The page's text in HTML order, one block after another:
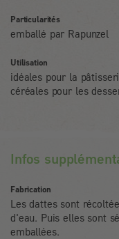
Particularités
emballé par Rapunzel
Utilisation
idéales pour la
céréales pour les
Infos
Fabrication
Les dattes sont
d'eau. Puis elles sont
emballées.